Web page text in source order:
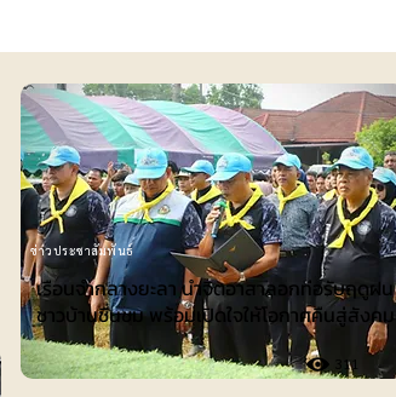
เรือนจำกลางยะลา นำจิตอาสาลอกท่อรับฤดูฝน
ชาวบ้านชื่นชม พร้อมเปิดใจให้โอกาศคืนสู่สังคม
311
ข่าวประชาสัมพันธ์